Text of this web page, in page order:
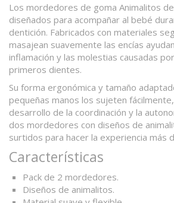
Los mordedores de goma Animalitos de
diseñados para acompañar al bebé
dentición. Fabricados con materiales
masajean suavemente las encías
inflamación y las molestias causadas
primeros dientes.
Su forma ergonómica y tamaño
pequeñas manos los sujeten
desarrollo de la coordinación y la
dos mordedores con diseños de
surtidos para hacer la experiencia más
Características
Pack de 2 mordedores.
Diseños de animalitos.